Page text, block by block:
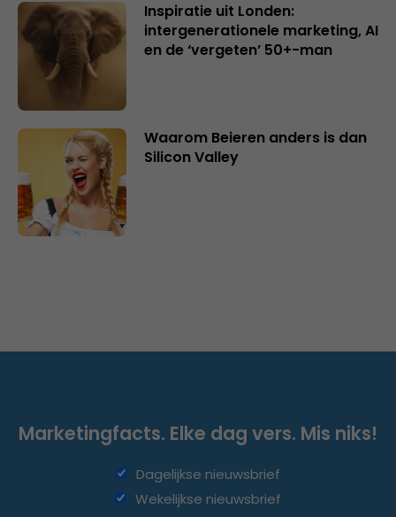
Inspiratie uit Londen:
intergenerationele marketing, AI
en de ‘vergeten’ 50+-man
Waarom Beieren anders is dan
Silicon Valley
Marketingfacts. Elke dag vers. Mis niks!
Dagelijkse nieuwsbrief
Wekelijkse nieuwsbrief